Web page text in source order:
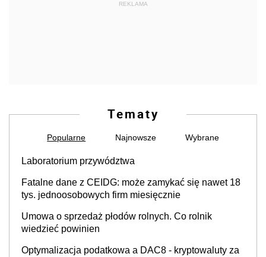
REKLAMA
Tematy
Popularne Najnowsze Wybrane
Laboratorium przywództwa
Fatalne dane z CEIDG: może zamykać się nawet 18
tys. jednoosobowych firm miesięcznie
Umowa o sprzedaż płodów rolnych. Co rolnik
wiedzieć powinien
Optymalizacja podatkowa a DAC8 - kryptowaluty za